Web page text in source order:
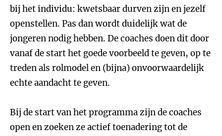
bij het individu: kwetsbaar durven zijn en jezelf
openstellen. Pas dan wordt duidelijk wat de
jongeren nodig hebben. De coaches doen dit door
vanaf de start het goede voorbeeld te geven, op te
treden als rolmodel en (bijna) onvoorwaardelijk
echte aandacht te geven.
Bij de start van het programma zijn de coaches
open en zoeken ze actief toenadering tot de